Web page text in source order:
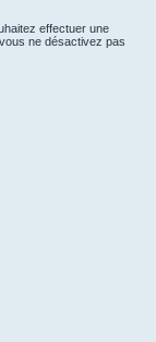
effectuer une
ne désactivez pas